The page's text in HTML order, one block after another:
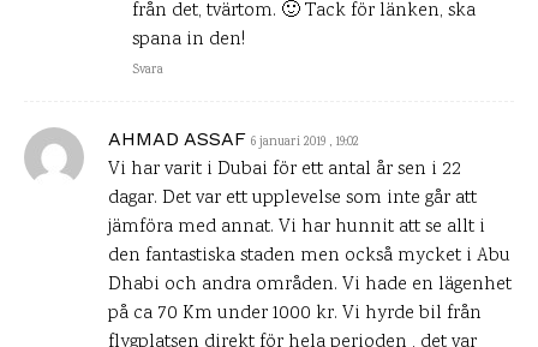
från det, tvärtom. 🙂 Tack för länken, ska
spana in den!
Svara
AHMAD ASSAF 6 januari 2019 , 19:02
Vi har varit i Dubai för ett antal år sen i 22
dagar. Det var ett upplevelse som inte går att
jämföra med annat. Vi har hunnit att se allt i
den fantastiska staden men också mycket i Abu
Dhabi och andra områden. Vi hade en lägenhet
på ca 70 Km under 1000 kr. Vi hyrde bil från